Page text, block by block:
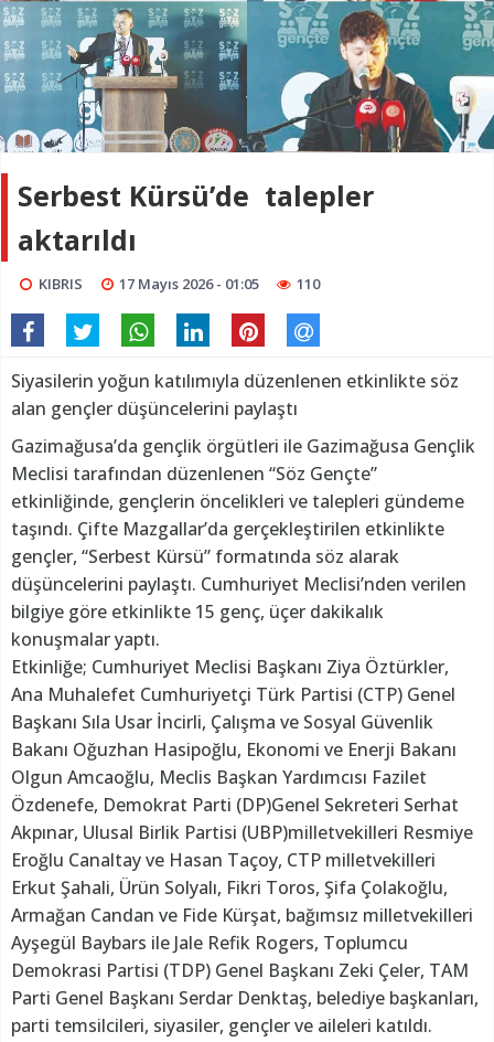
Serbest Kürsü’de talepler
aktarıldı
KIBRIS 17 Mayıs 2026 - 01:05 110
Siyasilerin yoğun katılımıyla düzenlenen etkinlikte söz
alan gençler düşüncelerini paylaştı
Gazimağusa’da gençlik örgütleri ile Gazimağusa Gençlik
Meclisi tarafından düzenlenen “Söz Gençte”
etkinliğinde, gençlerin öncelikleri ve talepleri gündeme
taşındı. Çifte Mazgallar’da gerçekleştirilen etkinlikte
gençler, “Serbest Kürsü” formatında söz alarak
düşüncelerini paylaştı. Cumhuriyet Meclisi’nden verilen
bilgiye göre etkinlikte 15 genç, üçer dakikalık
konuşmalar yaptı.
Etkinliğe; Cumhuriyet Meclisi Başkanı Ziya Öztürkler,
Ana Muhalefet Cumhuriyetçi Türk Partisi (CTP) Genel
Başkanı Sıla Usar İncirli, Çalışma ve Sosyal Güvenlik
Bakanı Oğuzhan Hasipoğlu, Ekonomi ve Enerji Bakanı
Olgun Amcaoğlu, Meclis Başkan Yardımcısı Fazilet
Özdenefe, Demokrat Parti (DP)Genel Sekreteri Serhat
Akpınar, Ulusal Birlik Partisi (UBP)milletvekilleri Resmiye
Eroğlu Canaltay ve Hasan Taçoy, CTP milletvekilleri
Erkut Şahali, Ürün Solyalı, Fikri Toros, Şifa Çolakoğlu,
Armağan Candan ve Fide Kürşat, bağımsız milletvekilleri
Ayşegül Baybars ile Jale Refik Rogers, Toplumcu
Demokrasi Partisi (TDP) Genel Başkanı Zeki Çeler, TAM
Parti Genel Başkanı Serdar Denktaş, belediye başkanları,
parti temsilcileri, siyasiler, gençler ve aileleri katıldı.